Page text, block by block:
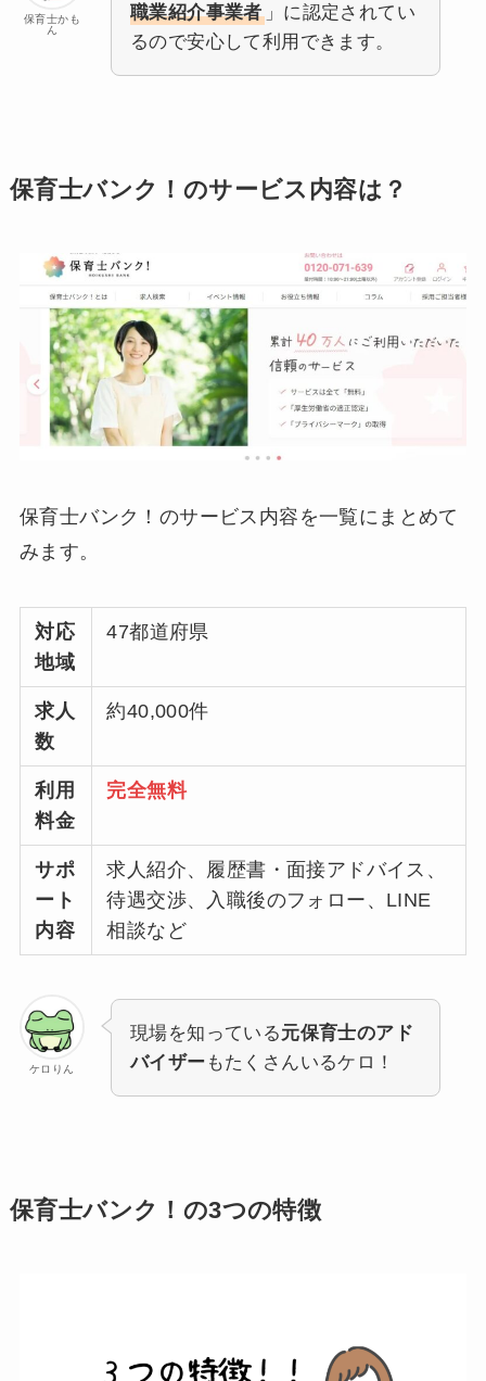
保育士かも
ん
職業紹介事業者」に認定されてい
るので安心して利用できます。
保育士バンク！のサービス内容は？
保育士バンク！のサービス内容を一覧にまとめて
みます。
対応
地域
47都道府県
求人
数
約40,000件
利用
料金
完全無料
サポ
ート
内容
求人紹介、履歴書・面接アドバイス、
待遇交渉、入職後のフォロー、LINE
相談など
ケロりん
現場を知っている元保育士のアド
バイザー もたくさんいるケロ！
保育士バンク！の3つの特徴